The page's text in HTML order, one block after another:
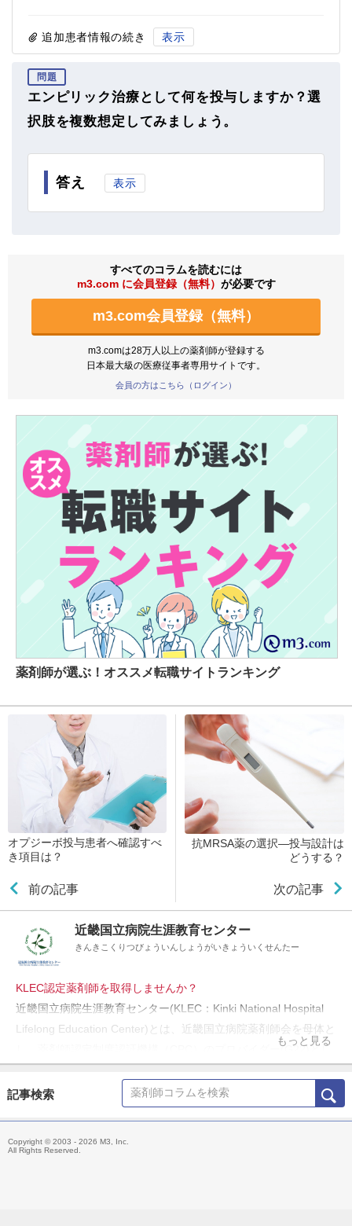
追加患者情報の続き 表示
問題
エンピリック治療として何を投与しますか？選
択肢を複数想定してみましょう。
答え 表示
すべてのコラムを読むには
m3.com に会員登録（無料） が必要です
m3.com会員登録（無料）
m3.comは28万人以上の薬剤師が登録する
日本最大級の医療従事者専用サイトです。
会員の方はこちら（ログイン）
薬剤師が選ぶ！オススメ転職サイトランキング
オプジーボ投与患者へ確認すべ
き項目は？
前の記事
抗MRSA薬の選択―投与設計は
どうする？
次の記事
近畿国立病院生涯教育センター
きんきこくりつびょういんしょうがいきょういくせんたー
KLEC認定薬剤師を取得しませんか？
近畿国立病院生涯教育センター(KLEC：Kinki National Hospital
Lifelong Education Center)とは、近畿国立病院薬剤師会を母体と
し、薬剤師認定制度認証機構（CPC）のプロバイダー(G22)とし
外来がん治療認定薬剤師、緩和薬物療法認定薬剤師、日本糖尿病
療養指導士、その他団体での認定・専門薬剤師資格取得に繋がり
得条件になります。
もっと見る
記事検索
Copyright © 2003 - 2026 M3, Inc.
All Rights Reserved.